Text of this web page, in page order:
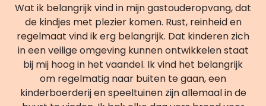
Wat ik belangrijk vind in mijn gastouderopvang, dat
de kindjes met plezier komen. Rust, reinheid en
regelmaat vind ik erg belangrijk. Dat kinderen zich
in een veilige omgeving kunnen ontwikkelen staat
bij mij hoog in het vaandel. Ik vind het belangrijk
om regelmatig naar buiten te gaan, een
kinderboerderij en speeltuinen zijn allemaal in de